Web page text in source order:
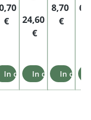
Preis: Preis:
€
In den Warenkorb
Regulärer Preis:
24,60
€
In den
8,70
€
In den